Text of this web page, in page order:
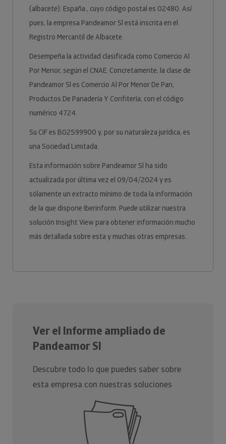
(albacete). España., cuyo código postal es 02480. Así
pues, la empresa Pandeamor Sl está inscrita en el
Registro Mercantil de Albacete.
Desempeña la actividad clasificada como Comercio Al
Por Menor, según el CNAE. Concretamente, la clase de
Pandeamor Sl es Comercio Al Por Menor De Pan,
Productos De Panadería Y Confitería, con el código
numérico 4724.
Su CIF es B02599900 y, por su naturaleza jurídica, es
una Sociedad Limitada.
Esta información sobre Pandeamor Sl ha sido
actualizada por última vez el 09/04/2024 y es
sólamente un extracto mínimo de toda la información
de la que dispone Iberinform. Puede utilizar nuestra
solución Insight View para obtener información mucho
más detallada sobre esta y muchas otras empresas.
Ver el Informe ampliado de
Pandeamor Sl
Descubre todo lo que puedes saber sobre
esta empresa con nuestras soluciones